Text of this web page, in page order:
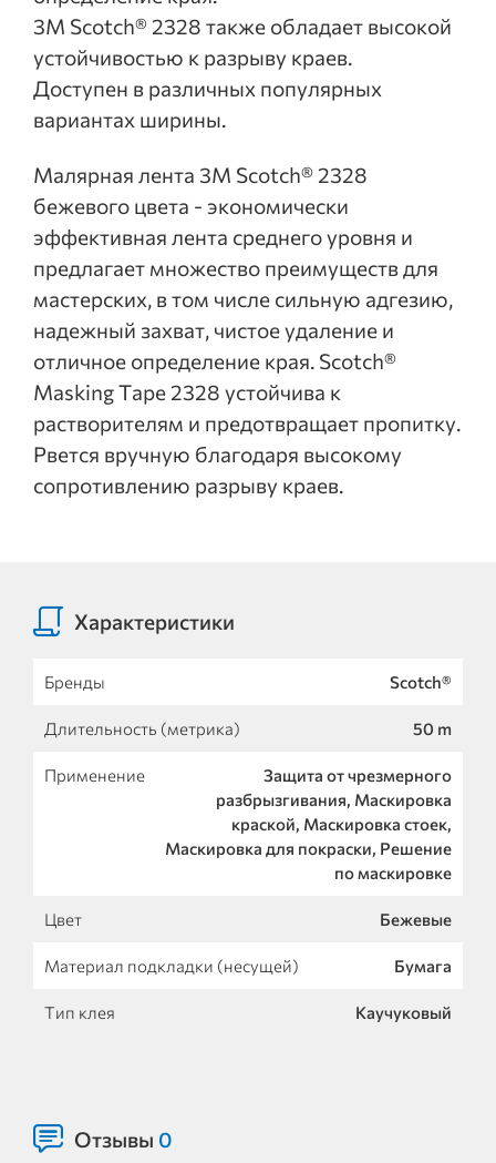
3М Scotch® 2328 также обладает высокой
устойчивостью к разрыву краев.
Доступен в различных популярных
вариантах ширины.
Малярная лента 3М Scotch® 2328
бежевого цвета - экономически
эффективная лента среднего уровня и
предлагает множество преимуществ для
мастерских, в том числе сильную адгезию,
надежный захват, чистое удаление и
отличное определение края. Scotch®
Masking Tape 2328 устойчива к
растворителям и предотвращает пропитку.
Рвется вручную благодаря высокому
сопротивлению разрыву краев.
Характеристики
Бренды Scotch®
Длительность (метрика) 50 m
Применение
Защита от чрезмерного
разбрызгивания, Маскировка
краской, Маскировка стоек,
Маскировка для покраски, Решение
по маскировке
Цвет Бежевые
Материал подкладки (несущей) Бумага
Тип клея Каучуковый
Отзывы 0